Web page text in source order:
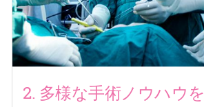
2. 多様な手術ノウハウを